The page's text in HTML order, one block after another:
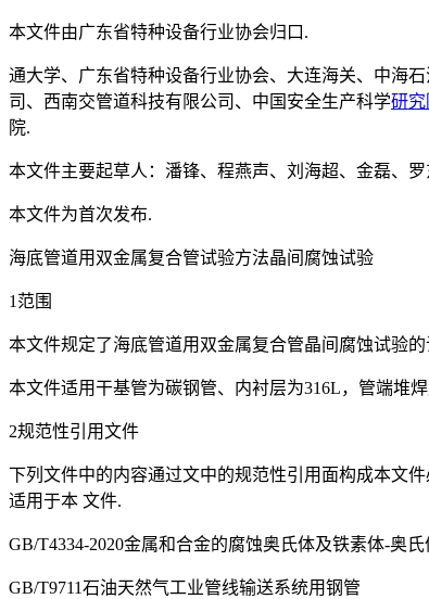
本文件由广东省特种设备行业协会归口.
通大学、广东省特种设备行业协会、大连海关、中海
司、西南交管道科技有限公司、中国安全生产科学研究
院.
本文件主要起草人：潘锋、程燕声、刘海超、金磊、
本文件为首次发布.
海底管道用双金属复合管试验方法晶间腐蚀试验
1范围
本文件规定了海底管道用双金属复合管晶间腐蚀试验
本文件适用干基管为碳钢管、内衬层为316L，管端堆
2规范性引用文件
下列文件中的内容通过文中的规范性引用面构成本文
适用于本 文件.
GB/T4334-2020金属和合金的腐蚀奥氏体及铁素体-奥
GB/T9711石油天然气工业管线输送系统用钢管